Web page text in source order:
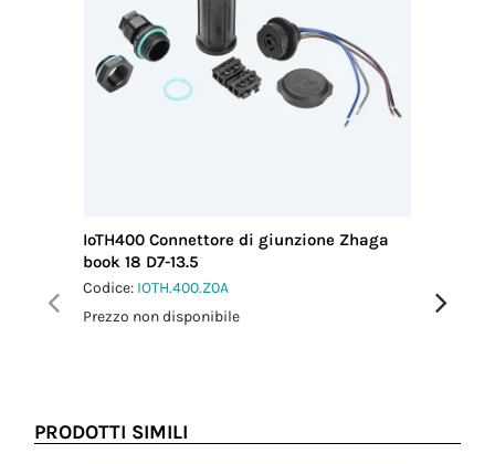
valutazione tecnica e un preventivo
personalizzato, così da garantire
prestazioni e affidabilità adeguate.
IoTH400 Connettore di giunzione Zhaga
book 18 D7-13.5
Codice: IOTH.400.Z0A
Prezzo non disponibile
Prezzo
PRODOTTI SIMILI